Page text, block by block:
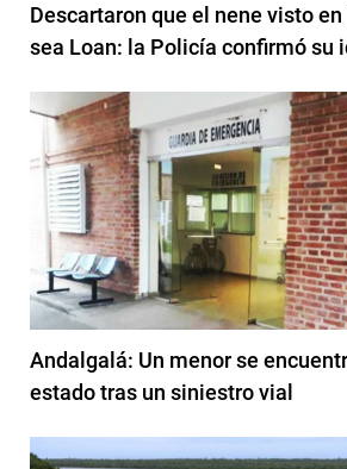
Descartaron que el nene visto
sea Loan: la Policía confirmó su
Andalgalá: Un menor se
estado tras un siniestro vial